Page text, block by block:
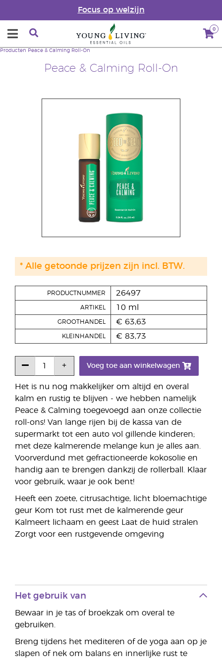
Focus op welzijn
0
Peace & Calming Roll-On
Producten Peace & Calming Roll-On
Het is nu nog makkelijker om altijd en overal
kalm en rustig te blijven - we hebben namelijk
Peace & Calming toegevoegd aan onze collectie
roll-ons! Van lange rijen bij de kassa van de
supermarkt tot een auto vol gillende kinderen;
met deze kalmerende melange kun je alles aan.
Voorverdund met gefractioneerde kokosolie en
handig aan te brengen dankzij de rollerball. Klaar
voor gebruik, waar je ook bent!
Heeft een zoete, citrusachtige, licht bloemachtige
geur Kom tot rust met de kalmerende geur
Kalmeert lichaam en geest Laat de huid stralen
Zorgt voor een rustgevende omgeving
PRODUCTNUMMER 26497
ARTIKEL 10 ml
GROOTHANDEL € 63,63
KLEINHANDEL € 83,73
Voeg toe aan winkelwagen
* Alle getoonde prijzen zijn incl. BTW.
Het gebruik van
Bewaar in je tas of broekzak om overal te
gebruiken.
Breng tijdens het mediteren of de yoga aan op je
slapen of nek om balans en innerlijke rust te